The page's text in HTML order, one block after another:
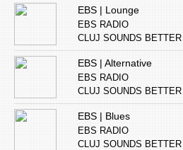
EBS | Lounge
EBS RADIO
CLUJ SOUNDS BETTER
EBS | Alternative
EBS RADIO
CLUJ SOUNDS BETTER
EBS | Blues
EBS RADIO
CLUJ SOUNDS BETTER